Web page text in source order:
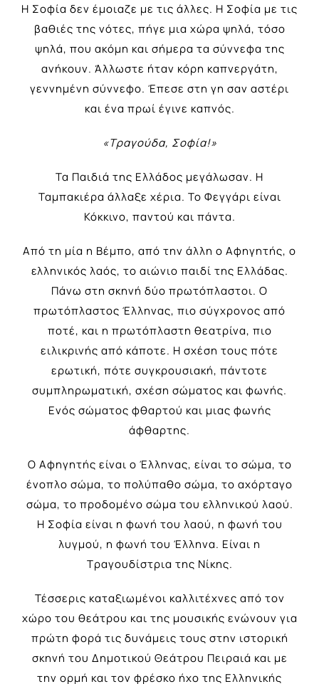
Η Σοφία δεν έμοιαζε με τις άλλες. Η Σοφία με τις
βαθιές της νότες, πήγε μια χώρα ψηλά, τόσο
ψηλά, που ακόμη και σήμερα τα σύννεφα της
ανήκουν. Άλλωστε ήταν κόρη καπνεργάτη,
γεννημένη σύννεφο. Έπεσε στη γη σαν αστέρι
και ένα πρωί έγινε καπνός.
«Τραγούδα, Σοφία!»
Τα Παιδιά της Ελλάδος μεγάλωσαν. Η
Ταμπακιέρα άλλαξε χέρια. Το Φεγγάρι είναι
Κόκκινο, παντού και πάντα.
Από τη μία η Βέμπο, από την άλλη ο Αφηγητής, ο
ελληνικός λαός, το αιώνιο παιδί της Ελλάδας.
Πάνω στη σκηνή δύο πρωτόπλαστοι. Ο
πρωτόπλαστος Έλληνας, πιο σύγχρονος από
ποτέ, και η πρωτόπλαστη θεατρίνα, πιο
ειλικρινής από κάποτε. Η σχέση τους πότε
ερωτική, πότε συγκρουσιακή, πάντοτε
συμπληρωματική, σχέση σώματος και φωνής.
Ενός σώματος φθαρτού και μιας φωνής
άφθαρτης.
Ο Αφηγητής είναι ο Έλληνας, είναι το σώμα, το
ένοπλο σώμα, το πολύπαθο σώμα, το αχόρταγο
σώμα, το προδομένο σώμα του ελληνικού λαού.
Η Σοφία είναι η φωνή του λαού, η φωνή του
λυγμού, η φωνή του Έλληνα. Είναι η
Τραγουδίστρια της Νίκης.
Τέσσερις καταξιωμένοι καλλιτέχνες από τον
χώρο του θεάτρου και της μουσικής ενώνουν για
πρώτη φορά τις δυνάμεις τους στην ιστορική
σκηνή του Δημοτικού Θεάτρου Πειραιά και με
την ορμή και τον φρέσκο ήχο της Ελληνικής